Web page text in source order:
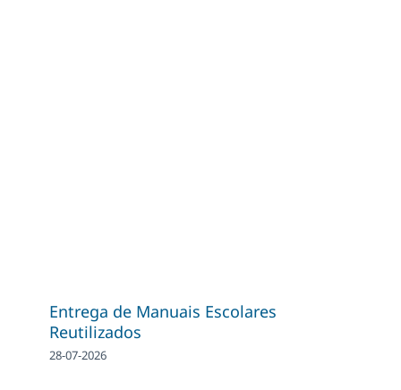
Entrega de Manuais Escolares
Reutilizados
28-07-2026